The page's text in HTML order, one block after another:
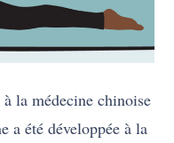
la médecine chinoise
a été développée à la